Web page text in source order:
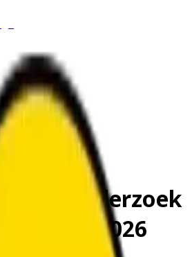
Marktonderzoek
in 2026